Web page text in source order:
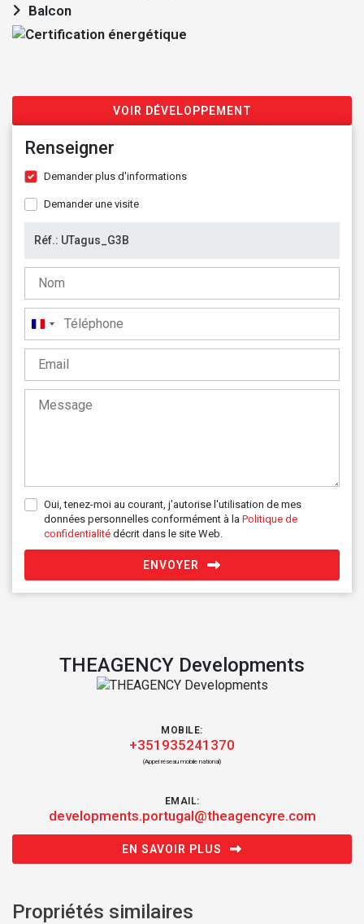
Balcon
VOIR DÉVELOPPEMENT
Renseigner
Demander plus d'informations
Demander une visite
France
+33
Oui, tenez-moi au courant, j'autorise l'utilisation de mes
données personnelles conformément à la Politique de
confidentialité décrit dans le site Web.
ENVOYER
THEAGENCY Developments
MOBILE:
+351935241370
(Appel réseau mobile national)
EMAIL:
developments.portugal@theagencyre.com
EN SAVOIR PLUS
Propriétés similaires